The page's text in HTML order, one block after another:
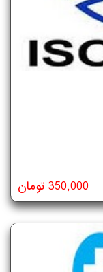
350,000 تومان